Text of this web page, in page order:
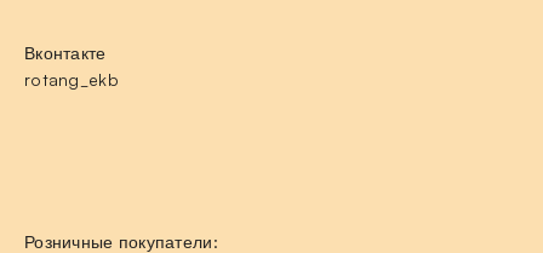
Вконтакте
rotang_ekb
Розничные покупатели: